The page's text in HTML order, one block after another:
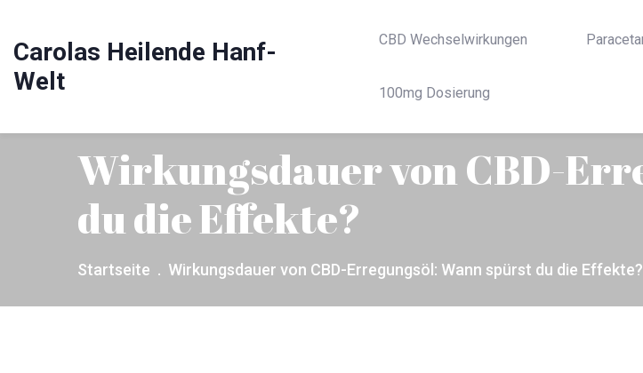
Carolas Heilende Hanf-
Welt
CBD Wechselwirkungen
100mg Dosierung
Wirkungsdauer von CBD-
du die Effekte?
Startseite Wirkungsdauer von CBD-Erregungsöl: Wann spürst du die Effekte?